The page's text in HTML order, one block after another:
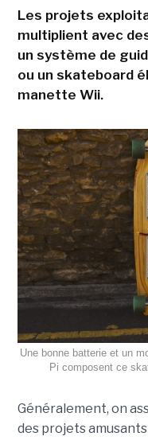
Les projets
multiplient avec
un système de
ou un skateboard
manette Wii.
Une bonne batterie et un
Pi composent ce
Généralement, on
des projets